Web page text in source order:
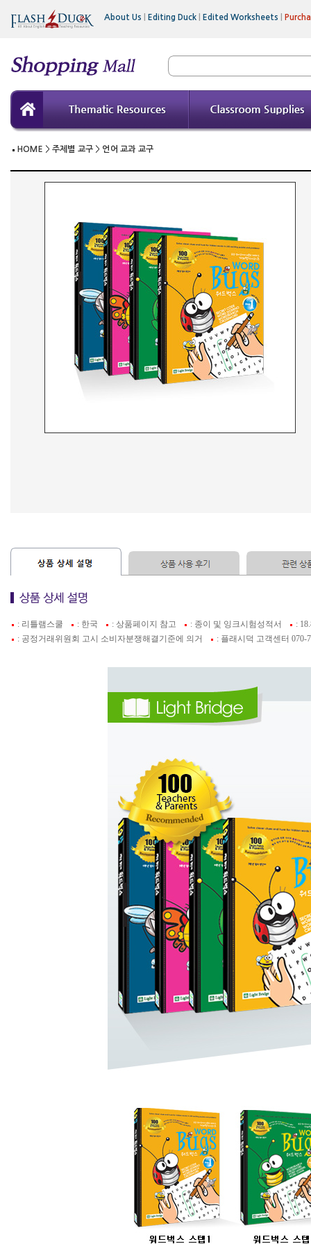
About Us Editing Duck Edited Worksheets
HOME > 주제별 교구 > 언어 교과 교구
: 리틀램스쿨 : 한국 : 상품페이지 참고 : 종이 및 잉크시험성적서
:
: 공정거래위원회 고시 소비자분쟁해결기준에 의거
: 플래시덕 고객센터 070-